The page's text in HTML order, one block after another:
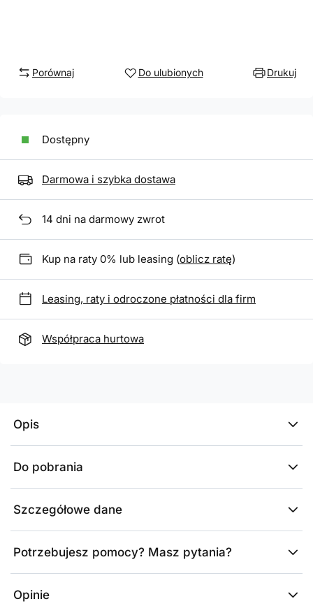
Porównaj Do ulubionych Drukuj
Dostępny
Darmowa i szybka dostawa
14 dni na darmowy zwrot
Kup na raty 0% lub leasing (oblicz ratę)
Leasing, raty i odroczone płatności dla firm
Współpraca hurtowa
Opis
Do pobrania
Szczegółowe dane
Potrzebujesz pomocy? Masz pytania?
Opinie